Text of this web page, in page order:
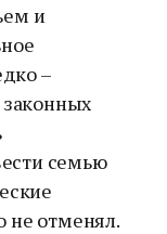
и
–
законных
семью
не отменял.